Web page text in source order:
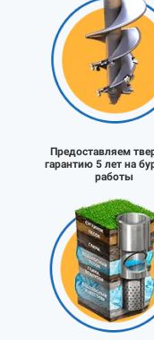
Предоставляем
гарантию 5 лет на
работы